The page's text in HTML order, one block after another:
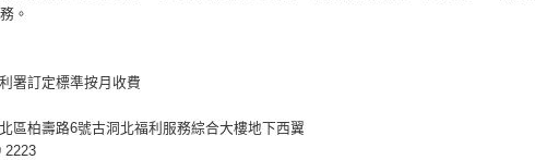
。
署訂定標準按月收費
區柏壽路6號古洞北福利服務綜合大樓地下西翼
2223